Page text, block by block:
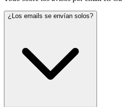
¿Los emails se envían solos?